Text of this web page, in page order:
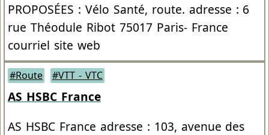
PROPOSÉES : Vélo Santé, route. adresse : 6
rue Théodule Ribot 75017 Paris- France
courriel site web
#Route #VTT - VTC
AS HSBC France
AS HSBC France adresse : 103, avenue des